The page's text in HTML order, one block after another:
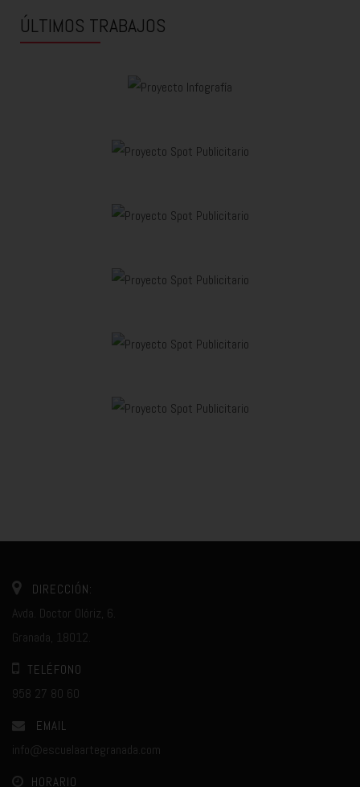
ÚLTIMOS TRABAJOS
DIRECCIÓN:
Avda. Doctor Olóriz, 6.
Granada, 18012.
TELÉFONO
958 27 80 60
EMAIL
info@escuelaartegranada.com
HORARIO